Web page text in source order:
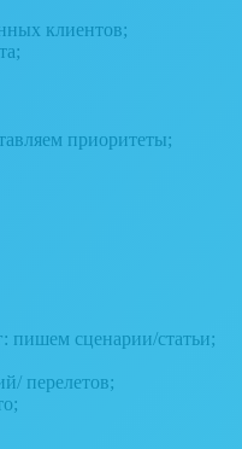
клиентов;
приоритеты;
пишем сценарии/статьи;
перелетов;